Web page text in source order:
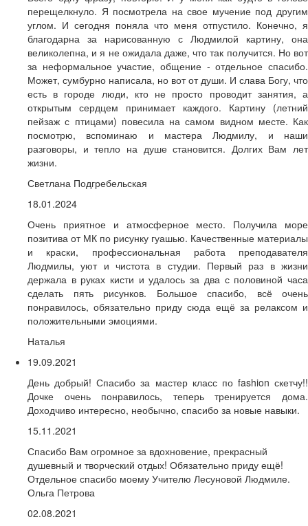
перещелкнуло. Я посмотрела на свое мучение под другим
углом. И сегодня поняла что меня отпустило. Конечно, я
благодарна за нарисованную с Людмилой картину, она
великолепна, и я не ожидала даже, что так получится. Но вот
за неформальное участие, общение - отдельное спасибо.
Может, сумбурно написала, но вот от души. И слава Богу, что
есть в городе люди, кто не просто проводит занятия, а
открытым сердцем принимает каждого. Картину (летний
пейзаж с птицами) повесила на самом видном месте. Как
посмотрю, вспоминаю и мастера Людмилу, и наши
разговоры, и тепло на душе становится. Долгих Вам лет
жизни.
Светлана Подгребельская
18.01.2024
Очень приятное и атмосферное место. Получила море
позитива от МК по рисунку гуашью. Качественные материалы
и краски, профессиональная работа преподавателя
Людмилы, уют и чистота в студии. Первый раз в жизни
держала в руках кисти и удалось за два с половиной часа
сделать пять рисунков. Большое спасибо, всё очень
понравилось, обязательно приду сюда ещё за релаксом и
положительными эмоциями.
Наталья
19.09.2021
День добрый! Спасибо за мастер класс по fashion скетчу!!
Дочке очень понравилось, теперь тренируется дома.
Доходчиво интересно, необычно, спасибо за новые навыки.
15.11.2021
Спасибо Вам огромное за вдохновение, прекрасный
душевный и творческий отдых! Обязательно приду ещё!
Отдельное спасибо моему Учителю Лесуновой Людмиле.
Ольга Петрова
02.08.2021